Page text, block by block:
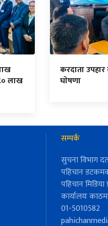
लाख
करदाता
घाेषणा
सम्पर्क
सुचना विभाग
पहिचान
पहिचान मिडिया
कार्यालयः
01-5010582